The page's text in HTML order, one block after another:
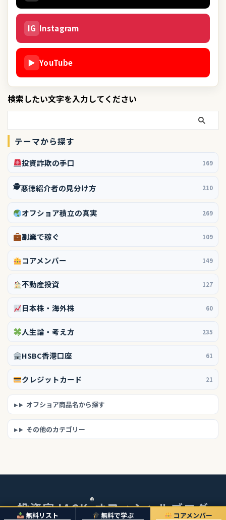
IG Instagram
▶ YouTube
検索したい文字を入力してください
テーマから探す
投資詐欺の手口 169
🕵️悪徳紹介者の見分け方 210
オフショア積立の真実 269
副業で稼ぐ 109
コアメンバー 149
不動産投資 127
日本株・海外株 60
人生論・考え方 235
HSBC香港口座 61
クレジットカード 21
オフショア商品名から探す
その他のカテゴリー
無料リスト 無料で学ぶ コアメンバー
投資家JACK®オフィシャルブログ